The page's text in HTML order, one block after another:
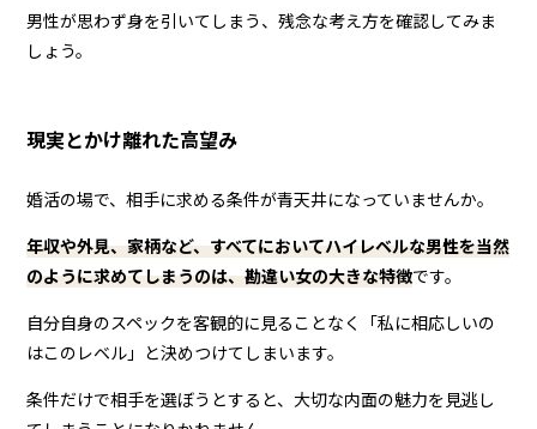
男性が思わず身を引いてしまう、残念な考え方を確認してみま
しょう。
現実とかけ離れた高望み
婚活の場で、相手に求める条件が青天井になっていませんか。
年収や外見、家柄など、すべてにおいてハイレベルな男性を当然
のように求めてしまうのは、勘違い女の大きな特徴です。
自分自身のスペックを客観的に見ることなく「私に相応しいの
はこのレベル」と決めつけてしまいます。
条件だけで相手を選ぼうとすると、大切な内面の魅力を見逃し